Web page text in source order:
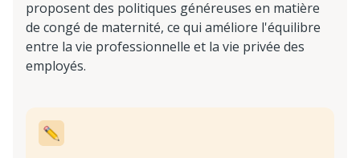
proposent des politiques généreuses en matière
de congé de maternité, ce qui améliore l'équilibre
entre la vie professionnelle et la vie privée des
employés.